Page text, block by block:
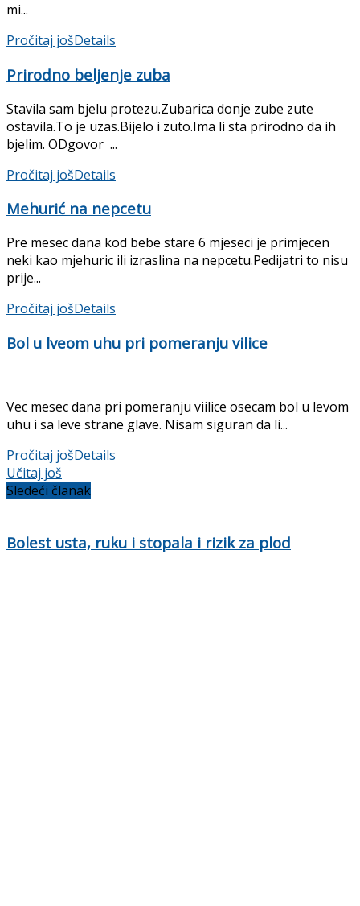
mi...
Pročitaj jošDetails
Prirodno beljenje zuba
Stavila sam bjelu protezu.Zubarica donje zube zute
ostavila.To je uzas.Bijelo i zuto.Ima li sta prirodno da ih
bjelim. ODgovor ...
Pročitaj jošDetails
Mehurić na nepcetu
Pre mesec dana kod bebe stare 6 mjeseci je primjecen
neki kao mjehuric ili izraslina na nepcetu.Pedijatri to nisu
prije...
Pročitaj jošDetails
Bol u lveom uhu pri pomeranju vilice
Vec mesec dana pri pomeranju viilice osecam bol u levom
uhu i sa leve strane glave. Nisam siguran da li...
Pročitaj jošDetails
Učitaj još
Sledeći članak
Bolest usta, ruku i stopala i rizik za plod